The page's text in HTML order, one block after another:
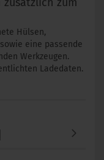
Hülsen,
eine passende
Werkzeugen.
Ladedaten.